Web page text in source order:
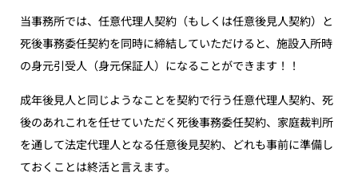
当事務所では、任意代理人契約（もしくは任意後見人契約）と
死後事務委任契約を同時に締結していただけると、施設入所時
の身元引受人（身元保証人）になることができます！！
成年後見人と同じようなことを契約で行う任意代理人契約、死
後のあれこれを任せていただく死後事務委任契約、家庭裁判所
を通して法定代理人となる任意後見契約、どれも事前に準備し
ておくことは終活と言えます。